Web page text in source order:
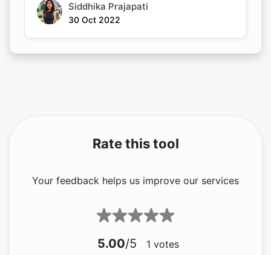
Siddhika Prajapati
30 Oct 2022
Rate this tool
Your feedback helps us improve our services
5.00/5 1 votes